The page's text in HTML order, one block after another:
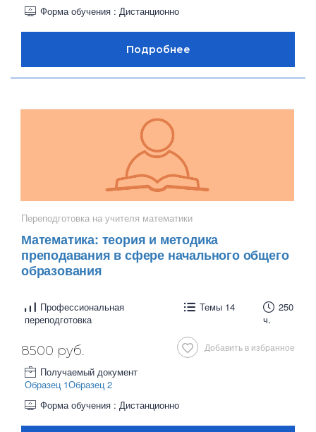
Форма обучения : Дистанционно
Переподготовка на учителя математики
Математика: теория и методика
преподавания в сфере начального общего
образования
Профессиональная
переподготовка
Темы 14
250
ч.
Добавить в избранное
8500 руб.
Получаемый документ
Образец 1Образец 2
Форма обучения : Дистанционно